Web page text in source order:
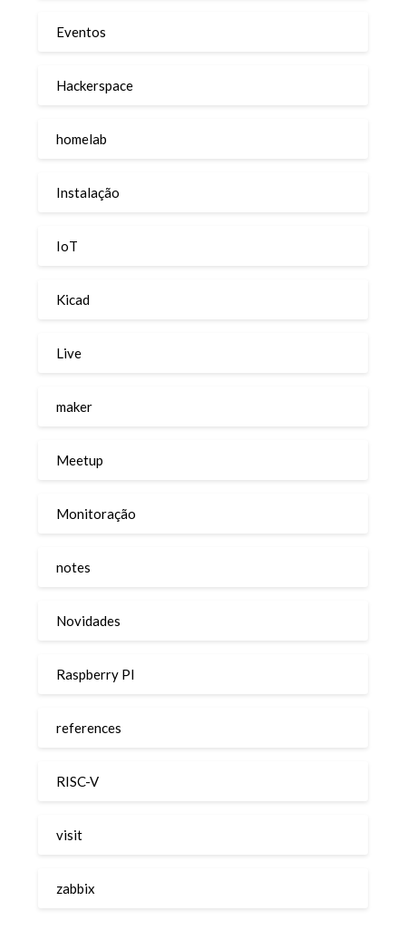
Eventos
Hackerspace
homelab
Instalação
IoT
Kicad
Live
maker
Meetup
Monitoração
notes
Novidades
Raspberry PI
references
RISC-V
visit
zabbix